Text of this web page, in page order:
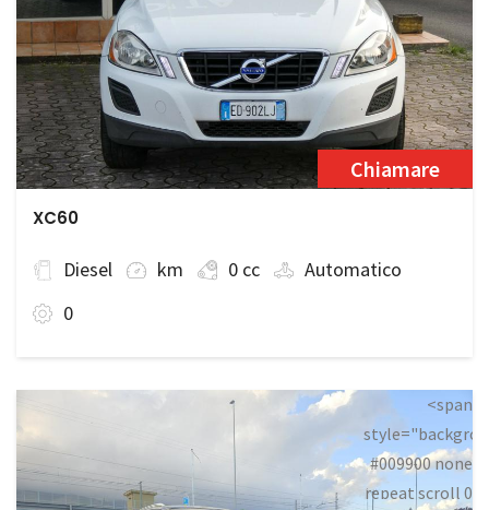
Chiamare
XC60
Diesel km 0 cc
Automatico
0
<span
#009900 none
repeat scroll 0